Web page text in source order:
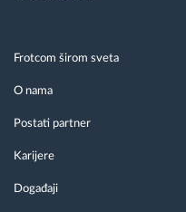
Frotcom širom sveta
O nama
Postati partner
Karijere
Događaji